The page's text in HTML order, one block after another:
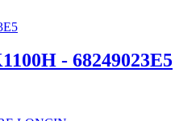
- 68249023E5